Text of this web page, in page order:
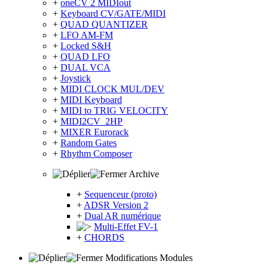
+ oneCV 2 MIDIout
+ Keyboard CV/GATE/MIDI
+ QUAD QUANTIZER
+ LFO AM-FM
+ Locked S&H
+ QUAD LFO
+ DUAL VCA
+ Joystick
+ MIDI CLOCK MUL/DEV
+ MIDI Keyboard
+ MIDI to TRIG VELOCITY
+ MIDI2CV_2HP
+ MIXER Eurorack
+ Random Gates
+ Rhythm Composer
Archive
+ Sequenceur (proto)
+ ADSR Version 2
+ Dual AR numérique
Multi-Effet FV-1
+ CHORDS
Modifications Modules